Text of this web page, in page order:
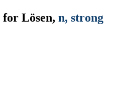
for Lösen, n, strong